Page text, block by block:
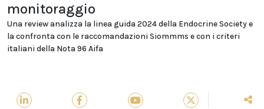
monitoraggio
Una review analizza la linea guida 2024 della Endocrine Society e
la confronta con le raccomandazioni Siommms e con i criteri
italiani della Nota 96 Aifa